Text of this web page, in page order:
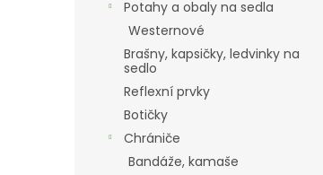
Potahy a obaly na sedla
Westernové
Brašny, kapsičky, ledvinky na
sedlo
Reflexní prvky
Botičky
Chrániče
Bandáže, kamaše